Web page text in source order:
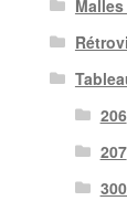
206
207